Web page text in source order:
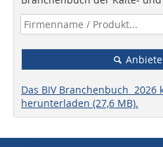
Das BIV Branchenbuch 2026
herunterladen (27,6 MB).